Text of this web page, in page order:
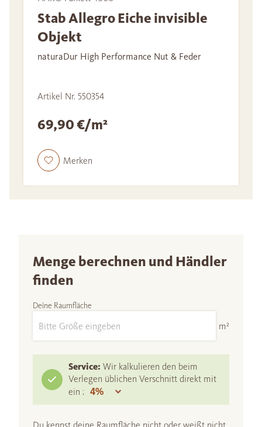
Stab Allegro Eiche invisible
Objekt
naturaDur High Performance Nut & Feder
Artikel Nr. 550354
69,90 €/m²
Merken
Menge berechnen und Händler
finden
Deine Raumfläche
m²
Service: Wir kalkulieren den beim
Verlegen üblichen Verschnitt direkt mit
ein :